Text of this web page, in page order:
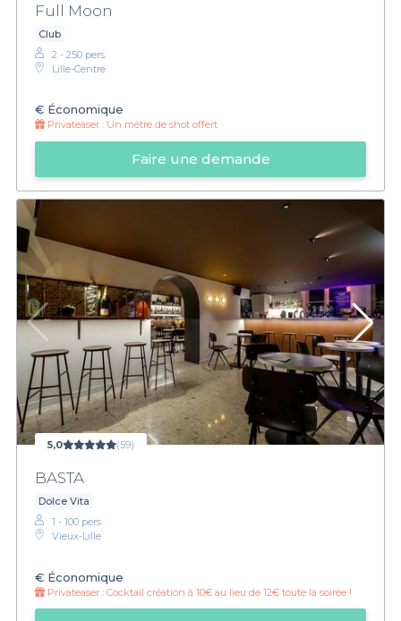
Full Moon
Club
2 - 250 pers.
Lille-Centre
€ Économique
Privateaser : Un mètre de shot offert
Faire une demande
5,0 (59)
BASTA
Dolce Vita
1 - 100 pers.
Vieux-Lille
€ Économique
Privateaser : Cocktail création à 10€ au lieu de 12€ toute la soirée !